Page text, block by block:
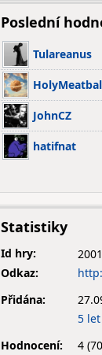
Poslední
Tulareanus
JohnCZ
hatifnat
Statistiky
Id hry:
Odkaz:
Přidána:
5
Hodnocení:
4